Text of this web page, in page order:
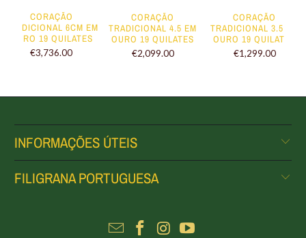
CORAÇÃO
TRADICIONAL 6CM EM
OURO 19 QUILATES
€3,736.00
CORAÇÃO
TRADICIONAL 4.5 EM
OURO 19 QUILATES
€2,099.00
CORAÇÃO
TRADICIONAL 3.5 EM
OURO 19 QUILATES
€1,299.00
INFORMAÇÕES ÚTEIS
FILIGRANA PORTUGUESA